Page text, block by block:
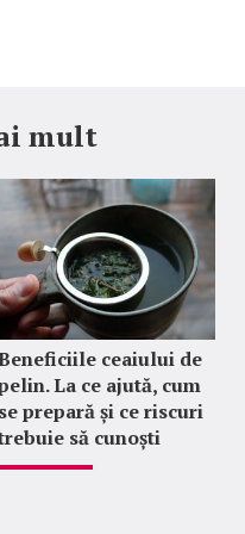
mult
ceaiului de
La ce ajută, cum
se prepară și ce riscuri
să cunoști